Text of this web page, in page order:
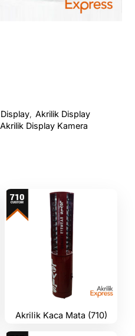
, Akrilik Display
Akrilik Display Kamera
Akrilik Kaca Mata (710)